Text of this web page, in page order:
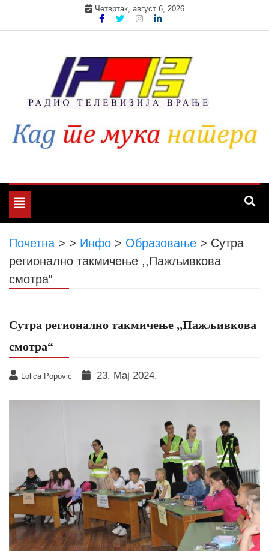
Четвртак, август 6, 2026
Toggle
navigation
Почетна > > Инфо > Образовање > Сутра
регионално такмичење ,,Пажљивкова
смотра“
Сутра регионално такмичење ,,Пажљивкова
смотра“
Lolica Popović 23. Мај 2024.